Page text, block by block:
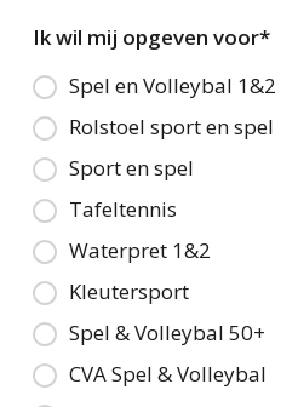
Ik wil mij opgeven voor*
Spel en Volleybal 1&2
Rolstoel sport en spel
Sport en spel
Tafeltennis
Waterpret 1&2
Kleutersport
Spel & Volleybal 50+
CVA Spel & Volleybal